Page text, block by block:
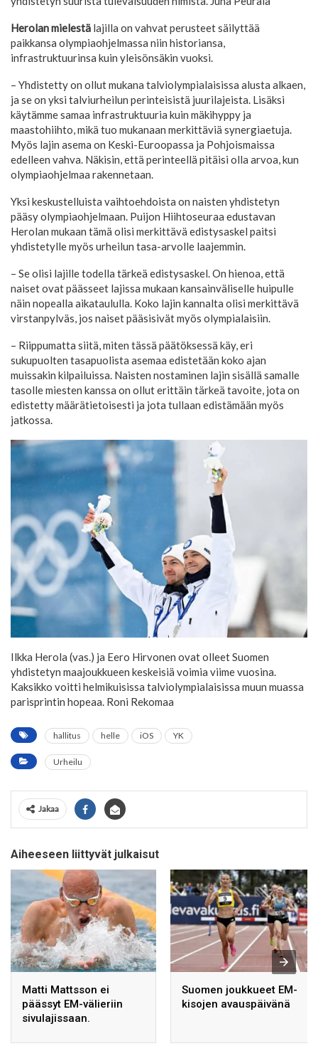
Herolan mielestä lajilla on vahvat perusteet säilyttää
paikkansa olympiaohjelmassa niin historiansa,
infrastruktuurinsa kuin yleisönsäkin vuoksi.
– Yhdistetty on ollut mukana talviolympialaisissa alusta alkaen,
ja se on yksi talviurheilun perinteisistä juurilajeista. Lisäksi
käytämme samaa infrastruktuuria kuin mäkihyppy ja
maastohiihto, mikä tuo mukanaan merkittäviä synergiaetuja.
Myös lajin asema on Keski-Euroopassa ja Pohjoismaissa
edelleen vahva. Näkisin, että perinteellä pitäisi olla arvoa, kun
olympiaohjelmaa rakennetaan.
Yksi keskustelluista vaihtoehdoista on naisten yhdistetyn
pääsy olympiaohjelmaan. Puijon Hiihtoseuraa edustavan
Herolan mukaan tämä olisi merkittävä edistysaskel paitsi
yhdistetylle myös urheilun tasa-arvolle laajemmin.
– Se olisi lajille todella tärkeä edistysaskel. On hienoa, että
naiset ovat päässeet lajissa mukaan kansainväliselle huipulle
näin nopealla aikataululla. Koko lajin kannalta olisi merkittävä
virstanpylväs, jos naiset pääsisivät myös olympialaisiin.
– Riippumatta siitä, miten tässä päätöksessä käy, eri
sukupuolten tasapuolista asemaa edistetään koko ajan
muissakin kilpailuissa. Naisten nostaminen lajin sisällä samalle
tasolle miesten kanssa on ollut erittäin tärkeä tavoite, jota on
edistetty määrätietoisesti ja jota tullaan edistämään myös
jatkossa.
Ilkka Herola (vas.) ja Eero Hirvonen ovat olleet Suomen
yhdistetyn maajoukkueen keskeisiä voimia viime vuosina.
Kaksikko voitti helmikuisissa talviolympialaisissa muun muassa
parisprintin hopeaa. Roni Rekomaa
hallitus helle iOS YK
Urheilu
Jakaa
Aiheeseen liittyvät julkaisut
Matti Mattsson ei
päässyt EM-välieriin
sivulajissaan.
Suomen joukkueet EM-
kisojen avauspäivänä